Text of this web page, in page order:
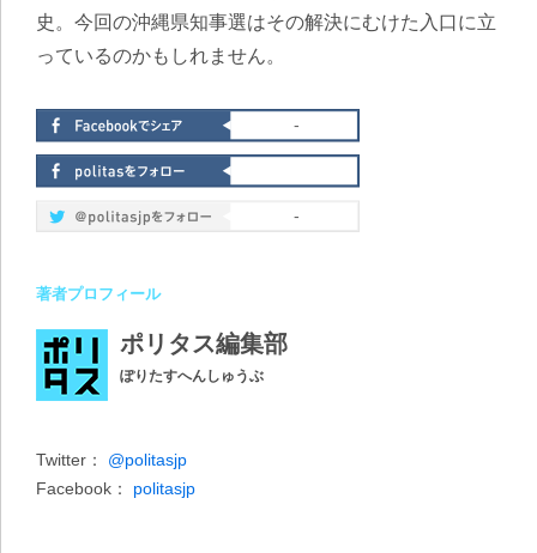
史。今回の沖縄県知事選はその解決にむけた入口に立
っているのかもしれません。
-
-
著者プロフィール
ポリタス編集部
ぽりたすへんしゅうぶ
Twitter：
@politasjp
Facebook：
politasjp